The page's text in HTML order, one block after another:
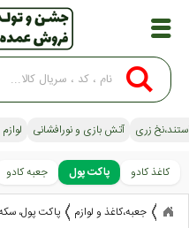
زری آتش بازی و نورافشانی
کاغذ کادو پاکت پول جعبه کادو
جعبه،کاغذ و لوازم پاکت پول،